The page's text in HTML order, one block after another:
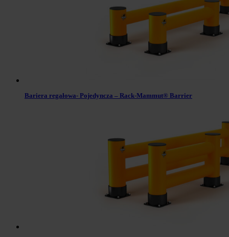
Bariera regałowa- Pojedyncza – Rack-Mammut® Barrier